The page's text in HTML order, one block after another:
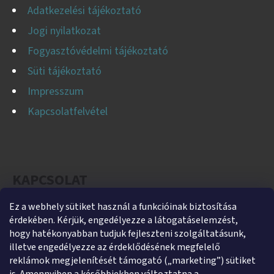
Ez a webhely sütiket használ a funkcióinak biztosítása
érdekében. Kérjük, engedélyezze a látogatáselemzést,
hogy hatékonyabban tudjuk fejleszteni szolgáltatásunk,
illetve engedélyezze az érdeklődésének megfelelő
reklámok megjelenítését támogató („marketing”) sütiket
I
Adatkezelési tájékoztató
Jogi nyilatkozat
Fogyasztóvédelmi tájékoztató
Süti tájékoztató
Impresszum
Kapcsolatfelvétel
helti@helti.hu
+3679450894
+36305454854
https://www.facebook.com/heltikft